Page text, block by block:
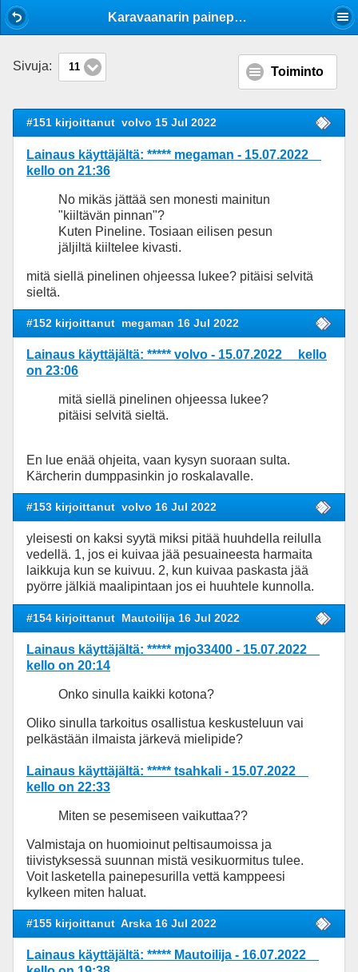
Karavaanarin painepesuri
Sivuja: 11 Toiminto
#151 kirjoittanut volvo 15 Jul 2022
Lainaus käyttäjältä: ***** megaman - 15.07.2022
kello on 21:36
No mikäs jättää sen monesti mainitun
"kiiltävän pinnan"?
Kuten Pineline. Tosiaan eilisen pesun
jäljiltä kiiltelee kivasti.
mitä siellä pinelinen ohjeessa lukee? pitäisi selvitä
sieltä.
#152 kirjoittanut megaman 16 Jul 2022
Lainaus käyttäjältä: ***** volvo - 15.07.2022 kello
on 23:06
mitä siellä pinelinen ohjeessa lukee?
pitäisi selvitä sieltä.
En lue enää ohjeita, vaan kysyn suoraan sulta.
Kärcherin dumppasinkin jo roskalavalle.
#153 kirjoittanut volvo 16 Jul 2022
yleisesti on kaksi syytä miksi pitää huuhdella reilulla
vedellä. 1, jos ei kuivaa jää pesuaineesta harmaita
laikkuja kun se kuivuu. 2, kun kuivaa paskasta jää
pyörre jälkiä maalipintaan jos ei huuhtele kunnolla.
#154 kirjoittanut Mautoilija 16 Jul 2022
Lainaus käyttäjältä: ***** mjo33400 - 15.07.2022
kello on 20:14
Onko sinulla kaikki kotona?
Oliko sinulla tarkoitus osallistua keskusteluun vai
pelkästään ilmaista järkevä mielipide?
Lainaus käyttäjältä: ***** tsahkali - 15.07.2022
kello on 22:33
Miten se pesemiseen vaikuttaa??
Valmistaja on huomioinut peltisaumoissa ja
tiivistyksessä suunnan mistä vesikuormitus tulee.
Voit lasketella painepesurilla vettä kamppeesi
kylkeen miten haluat.
#155 kirjoittanut Arska 16 Jul 2022
Lainaus käyttäjältä: ***** Mautoilija - 16.07.2022